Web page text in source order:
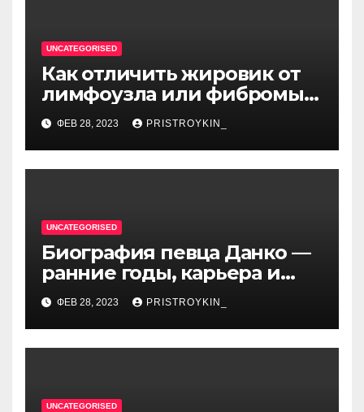
UNCATEGORISED
Как отличить жировик от
лимфоузла или фибромы
мягких тканей или
гемангиомы
ФЕВ 28, 2023 PRISTROYKIN_
UNCATEGORISED
Биография певца Данко —
ранние годы, карьера и
личная жизнь — все, что вы
хотели знать о
талантливом артисте
ФЕВ 28, 2023 PRISTROYKIN_
UNCATEGORISED